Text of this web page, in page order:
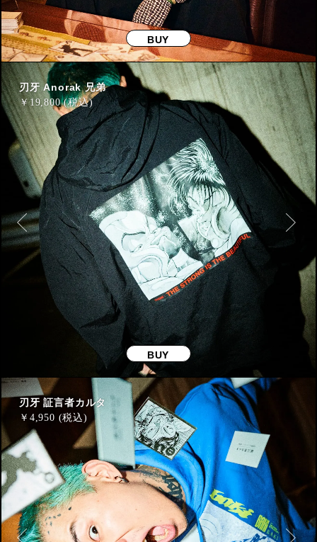
BUY
刃牙 Anorak 兄弟
￥19,800 (税込)
BUY
刃牙 証言者カルタ
￥ 4,950 (税込)